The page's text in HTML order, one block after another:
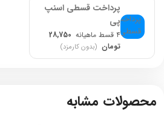
پرداخت قسطی اسنپ
پی
۴ قسط ماهیانه
28,750
تومان (بدون کارمزد)
محصولات مشابه